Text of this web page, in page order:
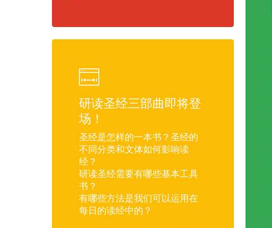
研读圣经三部曲即将登
场！
圣经是怎样的一本书？圣经的
不同分类和文体如何影响读
经？
研读圣经需要有哪些基本工具
书？
有哪些方法是我们可以运用在
每日的读经中的？